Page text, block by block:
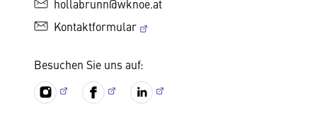
hollabrunn@wknoe.at
Kontaktformular
Besuchen Sie uns auf: